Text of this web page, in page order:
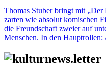
Thomas Stuber bringt mit „Der
zarten wie absolut komischen
die Freundschaft zweier auf
Menschen. In den